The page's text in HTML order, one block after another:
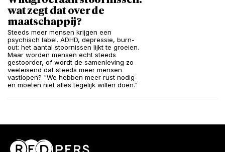
wat zegt dat over de
maatschappij?
Steeds meer mensen krijgen een
psychisch label. ADHD, depressie, burn-
out: het aantal stoornissen lijkt te groeien.
Maar worden mensen echt steeds
gestoorder, of wordt de samenleving zo
veeleisend dat steeds meer mensen
vastlopen? "We hebben meer rust nodig
en moeten niet alles tegelijk willen doen."